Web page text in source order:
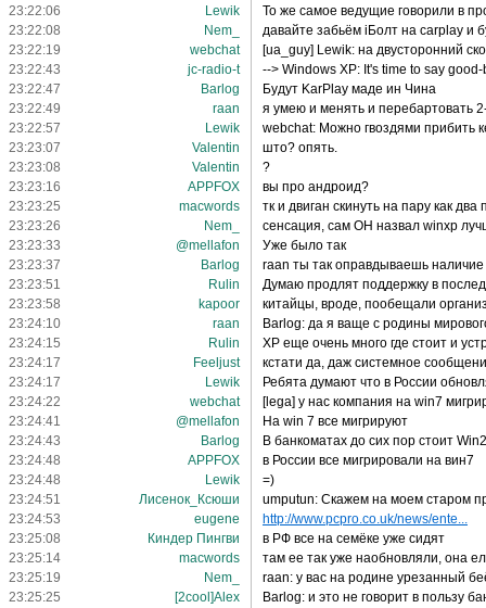
23:22:06
Lewik
То же самое ведущие говорили в
23:22:08
Nem_
давайте забьём iБолт на carplay и
23:22:19
webchat
[ua_guy] Lewik: на двусторонний
23:22:43
jc-radio-t
--> Windows XP: It's time to say
23:22:47
Barlog
Будут KarPlay маде ин Чина
23:22:49
raan
я умею и менять и перебартовать
23:22:57
Lewik
webchat: Можно гвоздями прибить
23:23:07
Valentin
што? опять.
23:23:08
Valentin
?
23:23:16
APPFOX
вы про андроид?
23:23:25
macwords
тк и двиган скинуть на пару как два
23:23:26
Nem_
сенсация, сам ОН назвал winxp
23:23:33
@mellafon
Уже было так
23:23:37
Barlog
raan ты так оправдываешь
23:23:51
Rulin
Думаю продлят поддержку в
23:23:58
kapoor
китайцы, вроде, пообещали
23:24:10
raan
Barlog: да я ваще с родины
23:24:15
Rulin
XP еще очень много где стоит и
23:24:17
Feeljust
кстати да, даж системное
23:24:17
Lewik
Ребята думают что в России
23:24:22
webchat
[lega] у нас компания на win7
23:24:41
@mellafon
На win 7 все мигрируют
23:24:43
Barlog
В банкоматах до сих пор стоит
23:24:48
APPFOX
в России все мигрировали на вин7
23:24:48
Lewik
=)
23:24:51
Лисенок_Ксюши
umputun: Скажем на моем старом
23:24:53
eugene
http://www.pcpro.co.uk/news/ente...
23:25:08
Киндер Пингви
в РФ все на семёке уже сидят
23:25:14
macwords
там ее так уже наобновляли, она
23:25:19
Nem_
raan: у вас на родине урезанный
23:25:25
[2cool]Alex
Barlog: и это не говорит в пользу